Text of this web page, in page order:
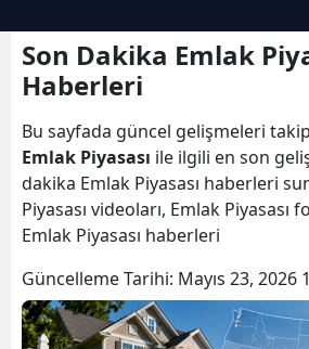
Son Dakika Emlak
Haberleri
Bu sayfada güncel gelişmeleri
Emlak Piyasası ile ilgili en son
dakika Emlak Piyasası haberleri
Piyasası videoları, Emlak Piyasası
Emlak Piyasası haberleri
Güncelleme Tarihi: Mayıs 23, 2026